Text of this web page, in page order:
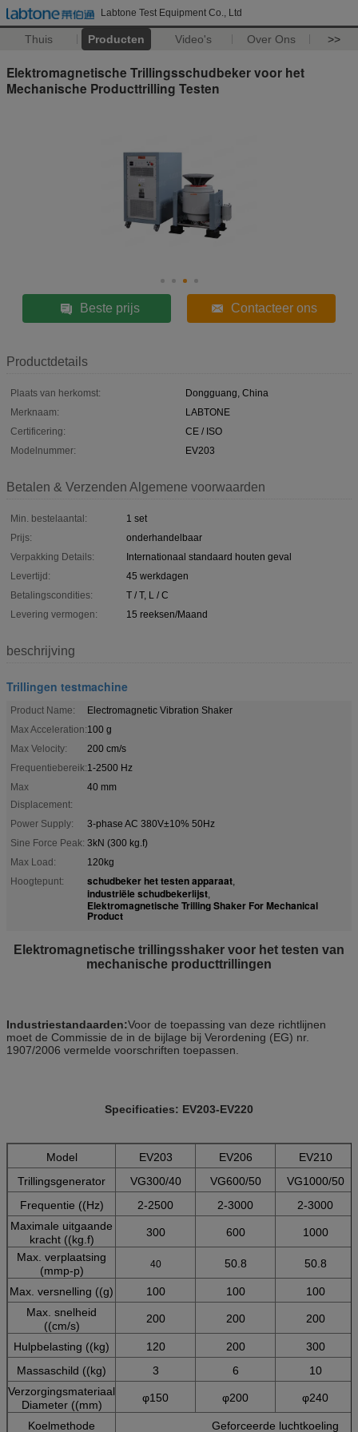
Labtone Test Equipment Co., Ltd
Thuis Producten Video's Over Ons >>
Elektromagnetische Trillingsschudbeker voor het
Mechanische Producttrilling Testen
Beste prijs Contacteer ons
Productdetails
Plaats van herkomst:
Dongguang, China
Merknaam:
LABTONE
Certificering:
CE / ISO
Modelnummer:
EV203
Betalen & Verzenden Algemene voorwaarden
Min. bestelaantal:
1 set
Prijs:
onderhandelbaar
Verpakking Details:
Internationaal standaard houten geval
Levertijd:
45 werkdagen
Betalingscondities:
T / T, L / C
Levering vermogen:
15 reeksen/Maand
beschrijving
Trillingen testmachine
Product Name:
Electromagnetic Vibration Shaker
Max Acceleration:100 g
Max Velocity:
200 cm/s
Frequentiebereik:1-2500 Hz
Max
Displacement:
40 mm
Power Supply:
3-phase AC 380V±10% 50Hz
Sine Force Peak: 3kN (300 kg.f)
Max Load:
120kg
Hoogtepunt:
schudbeker het testen apparaat,
industriële schudbekerlijst,
Elektromagnetische Trilling Shaker For Mechanical
Product
Elektromagnetische trillingsshaker voor het testen van
mechanische producttrillingen
Industriestandaarden:Voor de toepassing van deze richtlijnen
moet de Commissie de in de bijlage bij Verordening (EG) nr.
1907/2006 vermelde voorschriften toepassen.
Specificaties: EV203-EV220
Model EV203 EV206
EV210
Trillingsgenerator
VG300/40 VG600/50
VG1000/50
Frequentie ((Hz)
2-2500 2-3000
2-3000
Maximale uitgaande
kracht ((kg.f)
300 600
1000
Max. verplaatsing
(mmp-p)
40 50.8 50.8
Max. versnelling ((g) 100 100
100
Max. snelheid
((cm/s)
200 200 200
Hulpbelasting ((kg) 120 200
300
Massaschild ((kg)
3 6
10
Verzorgingsmateriaal
Diameter ((mm)
φ150 φ200 φ240
Koelmethode Geforceerde luchtkoeling